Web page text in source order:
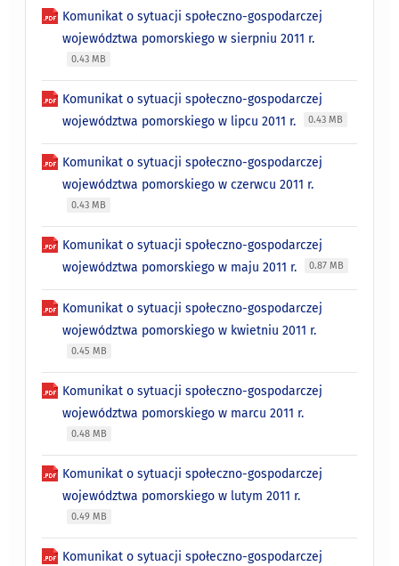
Komunikat o sytuacji społeczno-gospodarczej
województwa pomorskiego w sierpniu 2011 r.
0.43 MB
Komunikat o sytuacji społeczno-gospodarczej
województwa pomorskiego w lipcu 2011 r.
0.43 MB
Komunikat o sytuacji społeczno-gospodarczej
województwa pomorskiego w czerwcu 2011 r.
0.43 MB
Komunikat o sytuacji społeczno-gospodarczej
województwa pomorskiego w maju 2011 r.
0.87 MB
Komunikat o sytuacji społeczno-gospodarczej
województwa pomorskiego w kwietniu 2011 r.
0.45 MB
Komunikat o sytuacji społeczno-gospodarczej
województwa pomorskiego w marcu 2011 r.
0.48 MB
Komunikat o sytuacji społeczno-gospodarczej
województwa pomorskiego w lutym 2011 r.
0.49 MB
Komunikat o sytuacji społeczno-gospodarczej